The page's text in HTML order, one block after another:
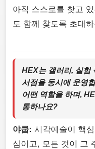
아직 스스로를 찾고
도 함께 찾도록 초대
HEX는 갤러리, 실험
서점을 동시에 운영
어떤 역할을 하며,
통하나요?
야쿱: 시각예술이 핵
심이고, 모든 것이 그